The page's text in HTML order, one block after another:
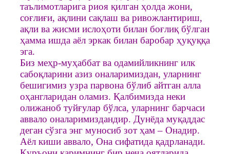
таълимотларига риоя қилган ҳолда жони,
соғлиғи, ақлини сақлаш ва ривожлантириш,
ақли ва жисми ислоҳоти билан боғлиқ бўлган
ҳамма ишда аёл эркак билан баробар ҳуқуққа
эга.
Биз меҳр-муҳаббат ва одамийликнинг илк
сабоқларини азиз оналаримиздан, уларнинг
бешигимиз узра парвона бўлиб айтган алла
оҳангларидан оламиз. Қалбимизда неки
олижаноб туйғулар бўлса, уларнинг барчаси
аввало оналаримиздандир. Дунёда муқаддас
деган сўзга энг муносиб зот ҳам – Онадир.
Аёл киши аввало, Она сифатида қадрланади.